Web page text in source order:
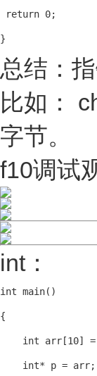
return 0;
}
总结：
比如：
字节。
f10调试
int：
int main()
{
int arr[10]
    int* p = arr;